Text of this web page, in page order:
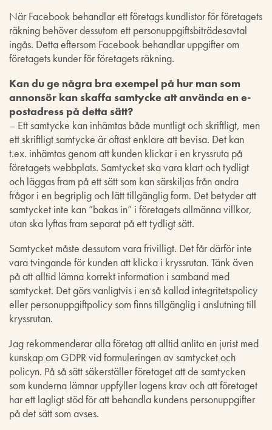
När Facebook behandlar ett företags kundlistor för företagets
räkning behöver dessutom ett personuppgiftsbiträdesavtal
ingås. Detta eftersom Facebook behandlar uppgifter om
företagets kunder för företagets räkning.
Kan du ge några bra exempel på hur man som
annonsör kan skaffa samtycke att använda en e-
postadress på detta sätt?
– Ett samtycke kan inhämtas både muntligt och skriftligt, men
ett skriftligt samtycke är oftast enklare att bevisa. Det kan
t.ex. inhämtas genom att kunden klickar i en kryssruta på
företagets webbplats. Samtycket ska vara klart och tydligt
och läggas fram på ett sätt som kan särskiljas från andra
frågor i en begriplig och lätt tillgänglig form. Det betyder att
samtycket inte kan ”bakas in” i företagets allmänna villkor,
utan ska lyftas fram separat på ett tydligt sätt.
Samtycket måste dessutom vara frivilligt. Det får därför inte
vara tvingande för kunden att klicka i kryssrutan. Tänk även
på att alltid lämna korrekt information i samband med
samtycket. Det görs vanligtvis i en så kallad integritetspolicy
eller personuppgiftpolicy som finns tillgänglig i anslutning till
kryssrutan.
Jag rekommenderar alla företag att alltid anlita en jurist med
kunskap om GDPR vid formuleringen av samtycket och
policyn. På så sätt säkerställer företaget att de samtycken
som kunderna lämnar uppfyller lagens krav och att företaget
har ett lagligt stöd för att behandla kundens personuppgifter
på det sätt som avses.